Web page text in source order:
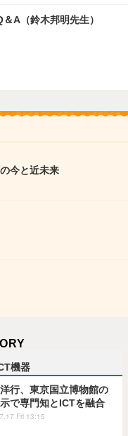
A（鈴木邦明先生）
今と近未来
機器
行、東京国立博物館の
で専門知とICTを融合
Fri 13:15